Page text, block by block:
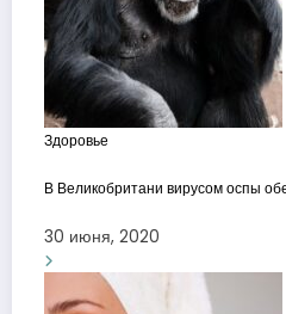
Здоровье
В Великобритани вирусом оспы
30 июня, 2020